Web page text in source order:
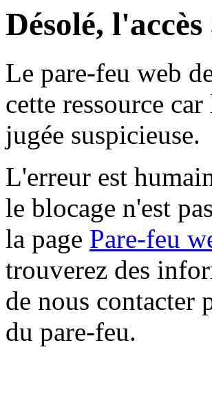
Désolé,
Le pare-feu web
cette ressource
jugée suspicieuse.
L'erreur est
le blocage n'est
la page Pare-feu
trouverez des
de nous contacter
du pare-feu.